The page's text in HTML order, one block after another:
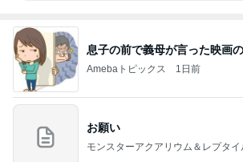
息子の前で義母が言った映画
Amebaトピックス 1日前
お願い
モンスターアクアリウム＆レプタ